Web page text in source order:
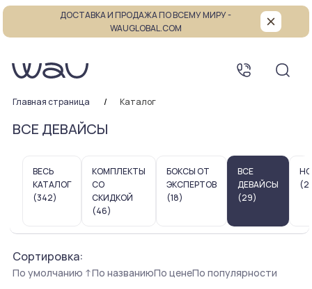
ДОСТАВКА И ПРОДАЖА ПО ВСЕМУ МИРУ -
WAUGLOBAL.COM
Главная страница Каталог
ВСЕ ДЕВАЙСЫ
ВЕСЬ
КАТАЛОГ
(342)
КОМПЛЕКТЫ
СО
СКИДКОЙ
(46)
БОКСЫ ОТ
ЭКСПЕРТОВ
(18)
ВСЕ
ДЕВАЙСЫ
(29)
Сортировка:
По умолчанию ↑По названиюПо ценеПо популярности